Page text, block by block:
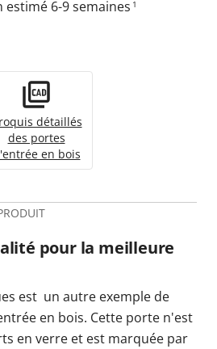
estimé 6-9 semaines 1
détaillés
des portes
en bois
pour la meilleure
est un autre exemple de
en bois. Cette porte n'est
en verre et est marquée par